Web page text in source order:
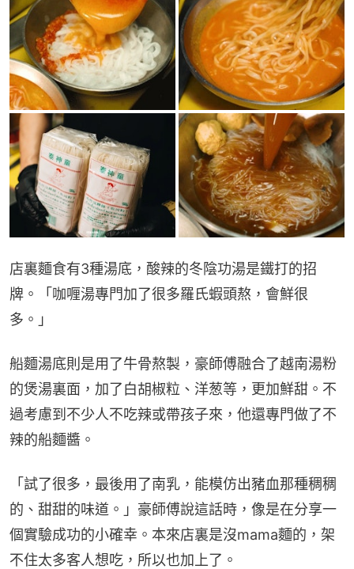
店裏麵食有3種湯底，酸辣的冬陰功湯是鐵打的招
牌。「咖喱湯專門加了很多羅氏蝦頭熬，會鮮很
多。」
船麵湯底則是用了牛骨熬製，豪師傅融合了越南湯粉
的煲湯裏面，加了白胡椒粒、洋葱等，更加鮮甜。不
過考慮到不少人不吃辣或帶孩子來，他還專門做了不
辣的船麵醬。
「試了很多，最後用了南乳，能模仿出豬血那種稠稠
的、甜甜的味道。」豪師傅說這話時，像是在分享一
個實驗成功的小確幸。本來店裏是沒mama麵的，架
不住太多客人想吃，所以也加上了。